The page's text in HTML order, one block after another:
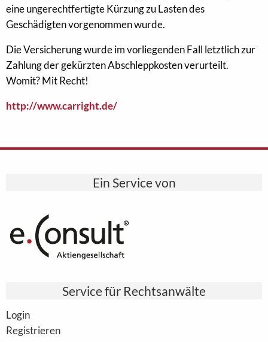
eine ungerechtfertigte Kürzung zu Lasten des
Geschädigten vorgenommen wurde.
Die Versicherung wurde im vorliegenden Fall letztlich zur
Zahlung der gekürzten Abschleppkosten verurteilt.
Womit? Mit Recht!
http://www.carright.de/
Ein Service von
Service für Rechtsanwälte
Login
Registrieren